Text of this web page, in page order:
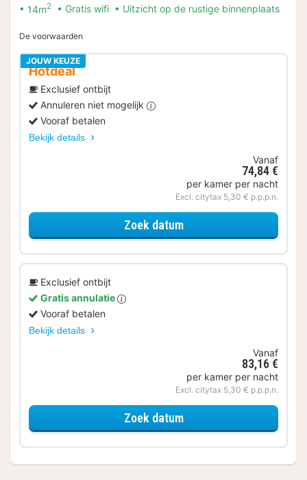
14m2 Gratis wifi Uitzicht op de rustige binnenplaats
De voorwaarden
JOUW KEUZE
Hotdeal
Exclusief ontbijt
Annuleren niet mogelijk
Vooraf betalen
Bekijk details
Vanaf
74,84 €
per kamer per nacht
Excl. citytax 5,30 € p.p.p.n.
Zoek datumvoor Small kamer
Exclusief ontbijt
Gratis annulatie
Vooraf betalen
Bekijk details
Vanaf
83,16 €
per kamer per nacht
Excl. citytax 5,30 € p.p.p.n.
Zoek datumvoor Small kamer